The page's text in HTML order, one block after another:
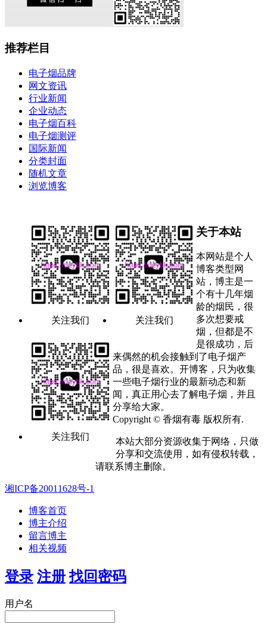
推荐栏目
电子烟品牌
网文资讯
行业新闻
企业动态
电子烟百科
电子烟测评
国际新闻
分类封面
随机文章
浏览博客
关注我们 关注我们
关注我们
关于本站
本网站是个人
博客类型网
站，博主是一
个有十几年烟
龄的烟民，很
多次想要戒
烟，但都是不
是很成功，后
来偶然的机会接触到了电子烟产
品，很是喜欢。开博客，只为收集
一些电子烟行业的最新动态和新
闻，真正用心去了解电子烟，并且
分享给大家。
Copyright © 香烟有毒 版权所有.
本站大部分资源收集于网络，只做
分享和交流使用，如有侵权转载，
请联系博主删除。
湘ICP备20011628号-1
博客首页
博主介绍
留言博主
相关视频
登录 注册 找回密码
用户名